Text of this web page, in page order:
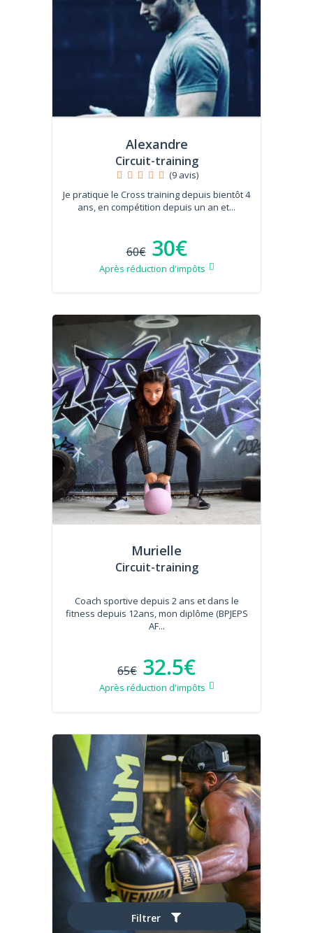
Filtrer
Alexandre
Circuit-training
(9 avis)
Je pratique le Cross training depuis bientôt 4
ans, en compétition depuis un an et...
60€ 30€
Après réduction d'impôts
Murielle
Circuit-training
Coach sportive depuis 2 ans et dans le
fitness depuis 12ans, mon diplôme (BPJEPS
AF...
65€ 32.5€
Après réduction d'impôts